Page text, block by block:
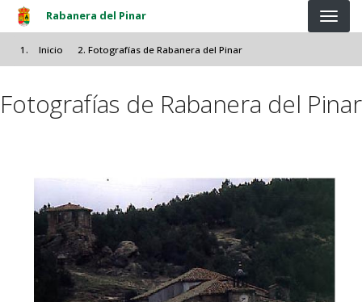
Pasar al contenido principal
Rabanera del Pinar
Inicio Fotografías de Rabanera del Pinar
Fotografías de Rabanera del Pinar